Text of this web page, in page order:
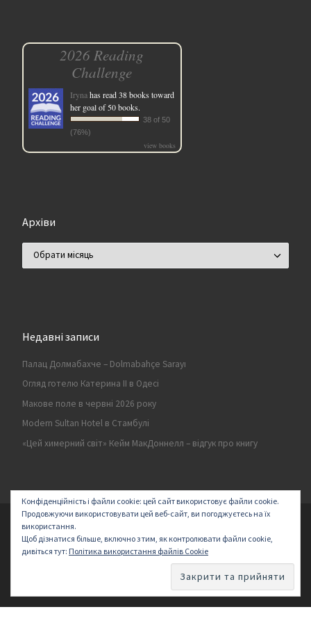
2026 Reading
Challenge
Irynahas read 38 books toward
her goal of 50 books.
38 of 50
(76%)
view books
Архіви
Недавні записи
Палац Долмабахче – Dolmabahçe Sarayı
Огляд готелю Катерина II в Одесі
Макове поле в червні 2026 року
Modern Sultan Hotel в Стамбулі
«Цей химерний світ» Кейм МакДоннелл – відгук про книгу
© 2026 Secret land
Designed with Customizr Pro – Створено
Конфіденційність і файли cookie: цей сайт використовує файли cookie.
Продовжуючи використовувати цей веб-сайт, ви погоджуєтесь на їх
використання.
Щоб дізнатися більше, включно з тим, як контролювати файли cookie,
дивіться тут: Політика використання файлів Cookie